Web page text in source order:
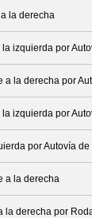
la derecha
izquierda por
a la derecha por
izquierda por
por Autovía
a la derecha
la derecha por